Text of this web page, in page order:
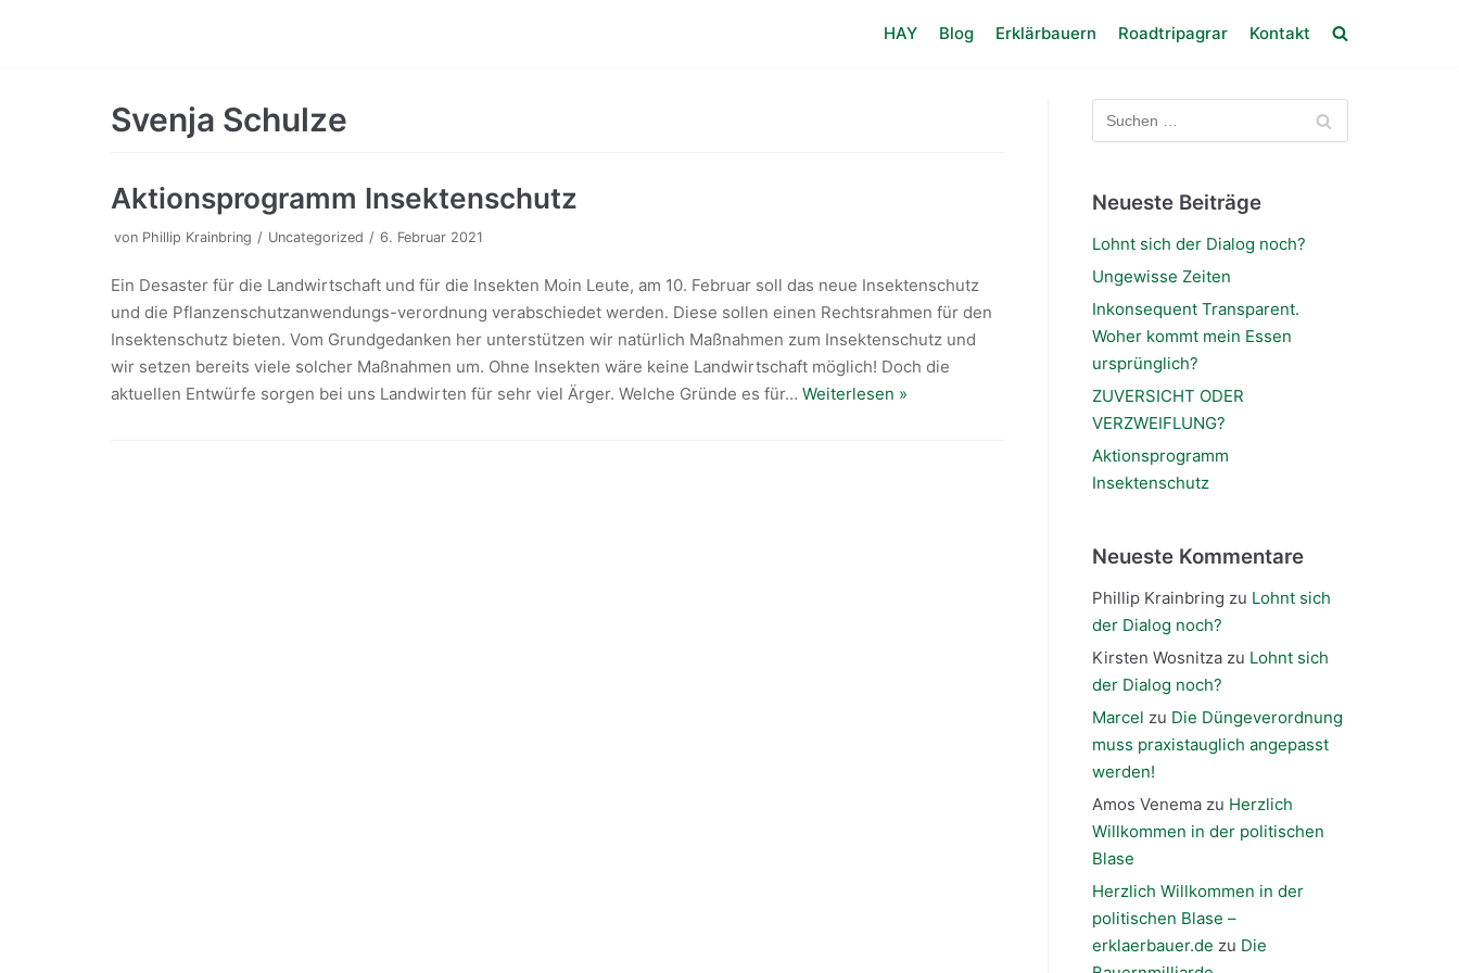
HAY Blog Erklärbauern Roadtripagrar Kontakt
Svenja Schulze
Aktionsprogramm Insektenschutz
von Phillip Krainbring Uncategorized 6. Februar 2021
Ein Desaster für die Landwirtschaft und für die Insekten Moin Leute, am 10. Februar soll das neue Insektenschutz
und die Pflanzenschutzanwendungs-verordnung verabschiedet werden. Diese sollen einen Rechtsrahmen für den
Insektenschutz bieten. Vom Grundgedanken her unterstützen wir natürlich Maßnahmen zum Insektenschutz und
wir setzen bereits viele solcher Maßnahmen um. Ohne Insekten wäre keine Landwirtschaft möglich! Doch die
aktuellen Entwürfe sorgen bei uns Landwirten für sehr viel Ärger. Welche Gründe es für… Weiterlesen »
Neueste Beiträge
Lohnt sich der Dialog noch?
Ungewisse Zeiten
Inkonsequent Transparent.
Woher kommt mein Essen
ursprünglich?
ZUVERSICHT ODER
VERZWEIFLUNG?
Aktionsprogramm
Insektenschutz
Neueste Kommentare
Phillip Krainbring zu Lohnt sich
der Dialog noch?
Kirsten Wosnitzazu Lohnt sich
der Dialog noch?
Marcel zu Die Düngeverordnung
muss praxistauglich angepasst
werden!
Amos Venemazu Herzlich
Willkommen in der politischen
Blase
Herzlich Willkommen in der
politischen Blase –
erklaerbauer.de zu Die